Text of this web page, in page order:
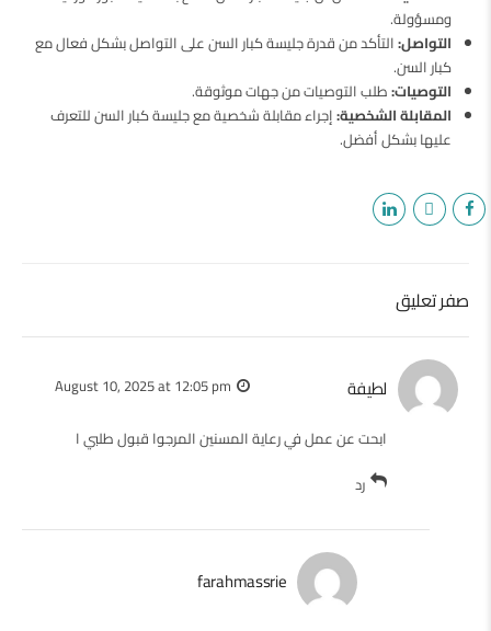
ومسؤولة.
التواصل:التأكد من قدرة جليسة كبار السن على التواصل بشكل فعال مع
كبار السن.
التوصيات:طلب التوصيات من جهات موثوقة.
المقابلة الشخصية:إجراء مقابلة شخصية مع جليسة كبار السن للتعرف
عليها بشكل أفضل.
صفر تعليق
لطيفة
August 10, 2025 at 12:05 pm
ابحت عن عمل في رعاية المسنين المرجوا قبول طلبي ا
رد
farahmassrie